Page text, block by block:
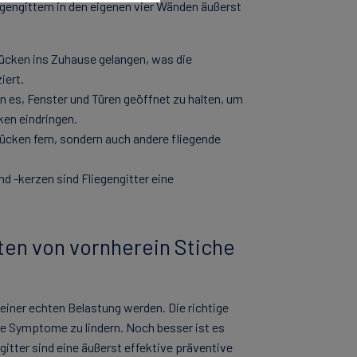
in den eigenen vier Wänden äußerst
ins Zuhause gelangen, was die
es, Fenster und Türen geöffnet zu halten, um
eindringen.
fern, sondern auch andere fliegende
-kerzen sind Fliegengitter eine
von vornherein Stiche
echten Belastung werden. Die richtige
Symptome zu lindern. Noch besser ist es
sind eine äußerst effektive präventive